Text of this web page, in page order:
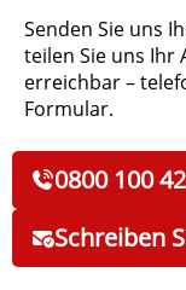
Senden Sie uns
teilen Sie uns Ihr
erreichbar –
Formular.
0800 100
Schreiben